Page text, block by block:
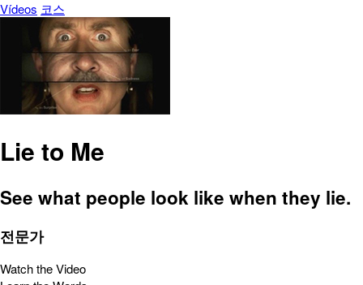
Vídeos 코스
Lie to Me
See what people look like when they lie.
전문가
Watch the Video